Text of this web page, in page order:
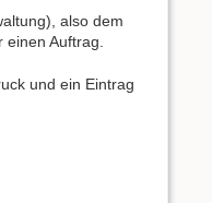
also dem
einen Auftrag.
und ein Eintrag